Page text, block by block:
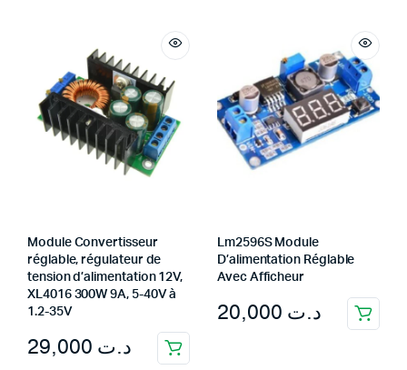
Module Convertisseur
réglable, régulateur de
tension d’alimentation 12V,
XL4016 300W 9A, 5-40V à
1.2-35V
د.ت
Lm2596S Module
D’alimentation Réglable
Avec Afficheur
د.ت